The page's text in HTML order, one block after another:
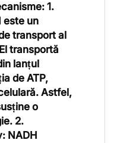
1.
este un
transport al
transportă
lanțul
de ATP,
Astfel,
o
2.
NADH